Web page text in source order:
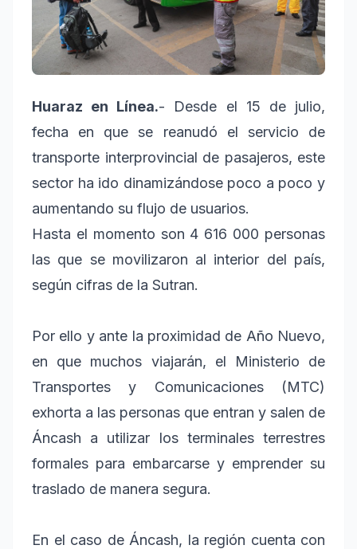
Huaraz en Línea.- Desde el 15 de julio,
fecha en que se reanudó el servicio de
transporte interprovincial de pasajeros, este
sector ha ido dinamizándose poco a poco y
aumentando su flujo de usuarios.
Hasta el momento son 4 616 000 personas
las que se movilizaron al interior del país,
según cifras de la Sutran.
Por ello y ante la proximidad de Año Nuevo,
en que muchos viajarán, el Ministerio de
Transportes y Comunicaciones (MTC)
exhorta a las personas que entran y salen de
Áncash a utilizar los terminales terrestres
formales para embarcarse y emprender su
traslado de manera segura.
En el caso de Áncash, la región cuenta con